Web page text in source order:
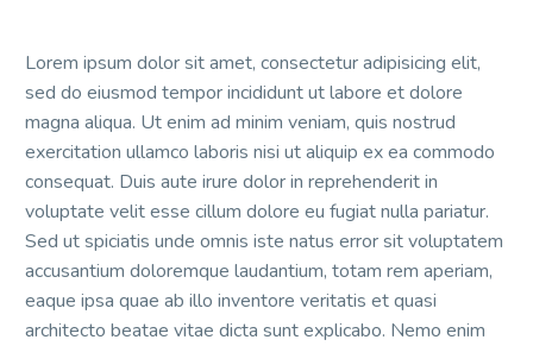
Lorem ipsum dolor sit amet, consectetur adipisicing elit,
sed do eiusmod tempor incididunt ut labore et dolore
magna aliqua. Ut enim ad minim veniam, quis nostrud
exercitation ullamco laboris nisi ut aliquip ex ea commodo
consequat. Duis aute irure dolor in reprehenderit in
voluptate velit esse cillum dolore eu fugiat nulla pariatur.
Sed ut spiciatis unde omnis iste natus error sit voluptatem
accusantium doloremque laudantium, totam rem aperiam,
eaque ipsa quae ab illo inventore veritatis et quasi
architecto beatae vitae dicta sunt explicabo. Nemo enim